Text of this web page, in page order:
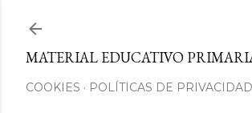
MATERIAL EDUCATIVO
COOKIES POLÍTICAS DE PRIVACIDAD